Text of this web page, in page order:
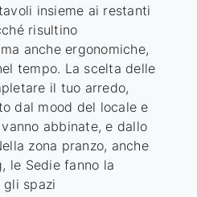
insieme ai restanti
risultino
anche ergonomiche,
tempo. La scelta delle
il tuo arredo,
dal mood del locale e
abbinate, e dallo
zona pranzo, anche
le Sedie fanno la
gli spazi